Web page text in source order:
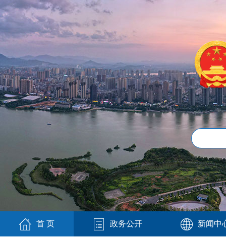
首 页 政务公开 新闻中